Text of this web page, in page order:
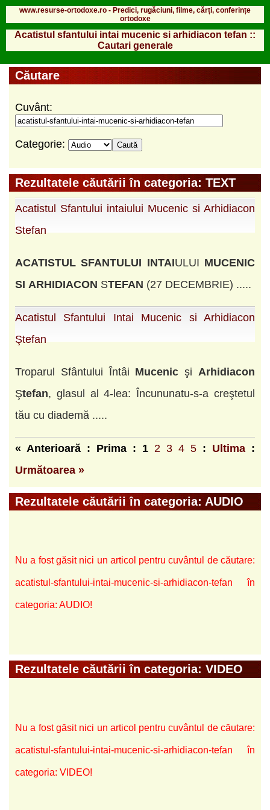
www.resurse-ortodoxe.ro - Predici, rugăciuni, filme, cărți, conferințe
ortodoxe
Acatistul sfantului intai mucenic si arhidiacon tefan ::
Cautari generale
Căutare
Cuvânt:
Categorie:
Rezultatele căutării în categoria: TEXT
Acatistul Sfantului intaiului Mucenic si Arhidiacon
Stefan
ACATISTUL SFANTULUI INTAIULUI MUCENIC
SI ARHIDIACON STEFAN (27 DECEMBRIE) .....
Acatistul Sfantului Intai Mucenic si Arhidiacon
Ştefan
Troparul Sfântului Întâi Mucenic şiArhidiacon
Ştefan, glasul al 4-lea: Încununatu-s-a creştetul
tău cu diademă .....
« Anterioară : Prima : 1 2 3 4 5 : Ultima :
Următoarea »
Rezultatele căutării în categoria: AUDIO
Nu a fost găsit nici un articol pentru cuvântul de căutare:
acatistul-sfantului-intai-mucenic-si-arhidiacon-tefan în
categoria: AUDIO!
Rezultatele căutării în categoria: VIDEO
Nu a fost găsit nici un articol pentru cuvântul de căutare:
acatistul-sfantului-intai-mucenic-si-arhidiacon-tefan în
categoria: VIDEO!